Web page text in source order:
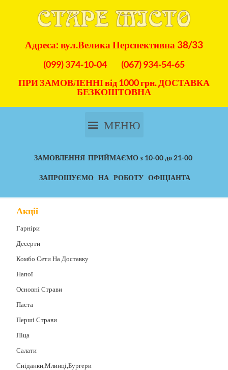
Адреса: вул.Велика Перспективна 38/33
(099) 374-10-04
(067) 934-54-65
ПРИ ЗАМОВЛЕННІ від 1000 грн. ДОСТАВКА
БЕЗКОШТОВНА
ЗАМОВЛЕННЯ ПРИЙМАЄМО з 10-00 до 21-00
ЗАПРОШУЄМО НА РОБОТУ ОФІЦІАНТА
Акції
Гарніри
Десерти
Комбо Сети На Доставку
Напої
Основні Страви
Паста
Перші Страви
Піца
Салати
Сніданки,млинці,бургери